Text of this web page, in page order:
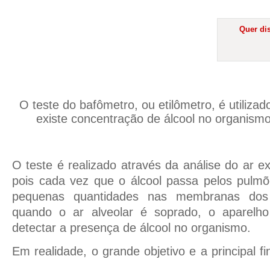
Quer
O teste do bafômetro, ou etilômetro, é
existe concentração de álcool no
O teste é realizado através da análise do ar
pois cada vez que o álcool passa pelos
pequenas quantidades nas membranas
quando o ar alveolar é soprado, o
detectar a presença de álcool no organismo.
Em realidade, o grande objetivo e a principal